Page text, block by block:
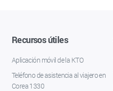
Recursos útiles
Aplicación móvil de la KTO
Teléfono de asistencia al viajero en
Corea 1330